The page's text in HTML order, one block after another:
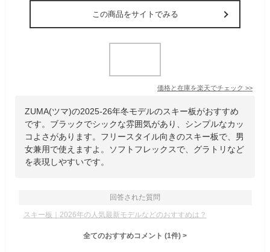
この商品をサイトでみる
価格と在庫を楽天でチェック >>
ZUMA(ツマ)の2025-26年冬モデルのスキー板がおすすめ
です。ブラックでシックな雰囲気があり、シンプルなカッ
コよさがあります。フリースタイル向きのスキー板で、男
女兼用で使えますよ。ソフトフレックスで、グラトリなど
を表現しやすいです。
回答された質問
スキー板｜2026年の人気最新モデルなどのおすすめは？
全てのおすすめコメント (1件) >